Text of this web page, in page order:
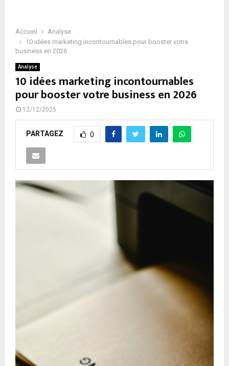
Accueil
Analyse
10 idées marketing incontournables pour booster votre
business en 2026
Analyse
10 idées marketing incontournables
pour booster votre business en 2026
12/12/2025
PARTAGEZ 0